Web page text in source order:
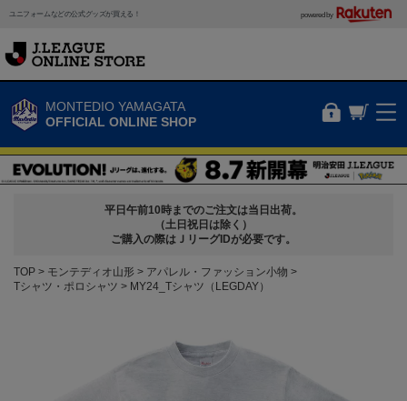
ユニフォームなどの公式グッズが買える！ powered by
MONTEDIO YAMAGATA
OFFICIAL ONLINE SHOP
平日午前10時までのご注文は当日出荷。
（土日祝日は除く）
ご購入の際はＪリーグIDが必要です。
TOP モンテディオ山形
アパレル・ファッション小物
Tシャツ・ポロシャツ
MY24_Tシャツ（LEGDAY）